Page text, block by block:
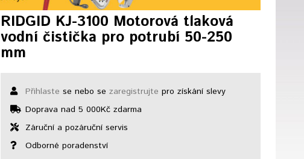
RIDGID KJ-3100 Motorová tlaková
vodní čistička pro potrubí 50-250
mm
Přihlaste se nebo se zaregistrujte pro získání slevy
Doprava nad 5 000Kč zdarma
Záruční a pozáruční servis
Odborné poradenství